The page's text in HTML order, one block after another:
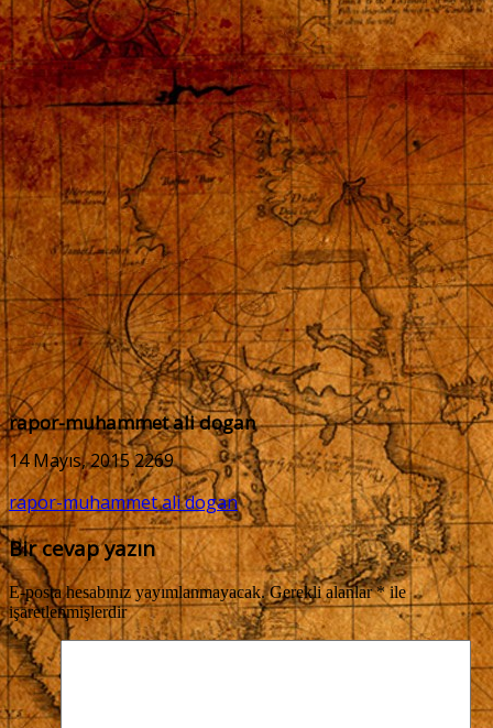
rapor-muhammet ali dogan
14 Mayıs, 20152269
rapor-muhammet ali dogan
Bir cevap yazın
E-posta hesabınız yayımlanmayacak.Gerekli alanlar*ile
işaretlenmişlerdir